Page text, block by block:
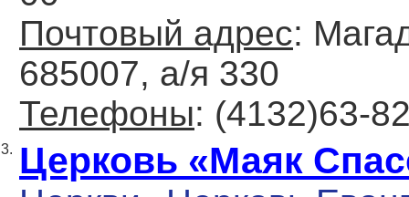
Почтовый адрес:
685007, а/я 330
Телефоны: (4132)63-
3. Церковь «Маяк